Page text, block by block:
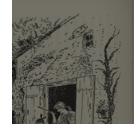
PREPARAR